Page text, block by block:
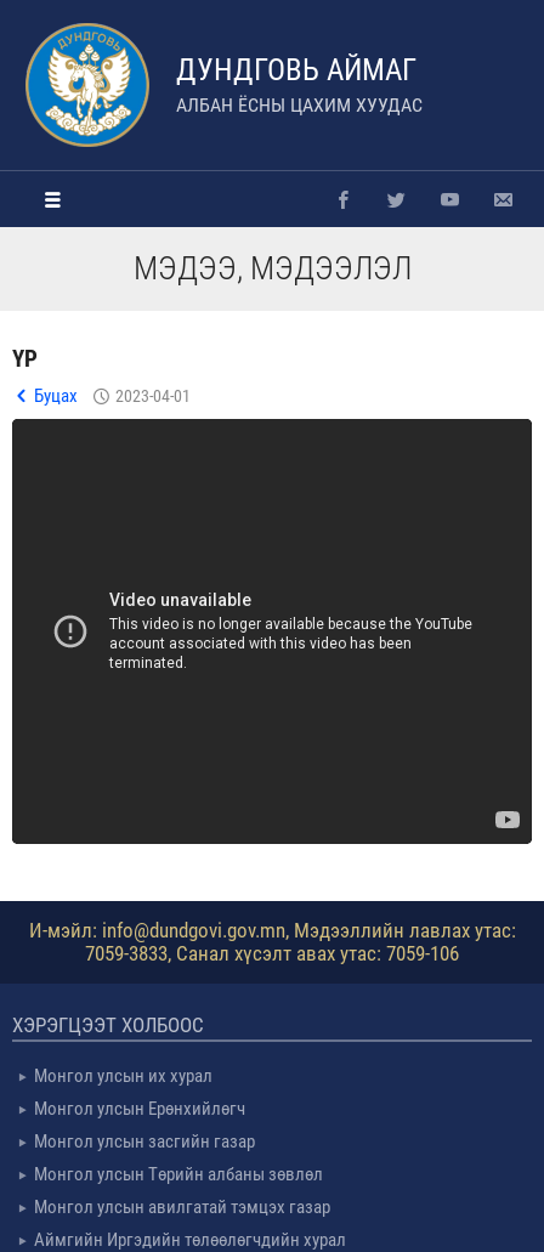
ДУНДГОВЬ АЙМАГ
АЛБАН ЁСНЫ ЦАХИМ ХУУДАС
МЭДЭЭ, МЭДЭЭЛЭЛ
ҮР
Буцах 2023-04-01
И-мэйл: info@dundgovi.gov.mn, Мэдээллийн лавлах утас:
7059-3833, Санал хүсэлт авах утас: 7059-106
ХЭРЭГЦЭЭТ ХОЛБООС
Монгол улсын их хурал
Монгол улсын Ерөнхийлөгч
Монгол улсын засгийн газар
Монгол улсын Төрийн албаны зөвлөл
Монгол улсын авилгатай тэмцэх газар
Аймгийн Иргэдийн төлөөлөгчдийн хурал